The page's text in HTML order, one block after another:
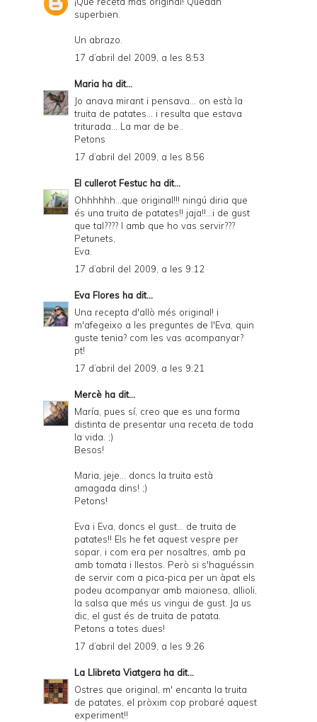
superbien.
Un abrazo.
17 d’abril del 2009, a les 8:53
Maria ha dit...
Jo anava mirant i pensava... on està la
truita de patates... i resulta que estava
triturada... La mar de be..
Petons
17 d’abril del 2009, a les 8:56
El cullerot Festuc ha dit...
Ohhhhhh...que original!!! ningú diria que
és una truita de patates!! jaja!!...i de gust
que tal???? I amb que ho vas servir???
Petunets,
Eva.
17 d’abril del 2009, a les 9:12
Eva Flores ha dit...
Una recepta d'allò més original! i
m'afegeixo a les preguntes de l'Eva, quin
guste tenia? com les vas acompanyar?
pt!
17 d’abril del 2009, a les 9:21
Mercè ha dit...
María, pues sí, creo que es una forma
distinta de presentar una receta de toda
la vida. ;)
Besos!
Maria, jeje... doncs la truita està
amagada dins! ;)
Petons!
Eva i Eva, doncs el gust... de truita de
patates!! Els he fet aquest vespre per
sopar, i com era per nosaltres, amb pa
amb tomata i llestos. Però si s'haguéssin
de servir com a pica-pica per un àpat els
podeu acompanyar amb maionesa, allioli,
la salsa que més us vingui de gust. Ja us
dic, el gust és de truita de patata.
Petons a totes dues!
17 d’abril del 2009, a les 9:26
La Llibreta Viatgera ha dit...
Ostres que original, m' encanta la truita
de patates, el pròxim cop probaré aquest
experiment!!